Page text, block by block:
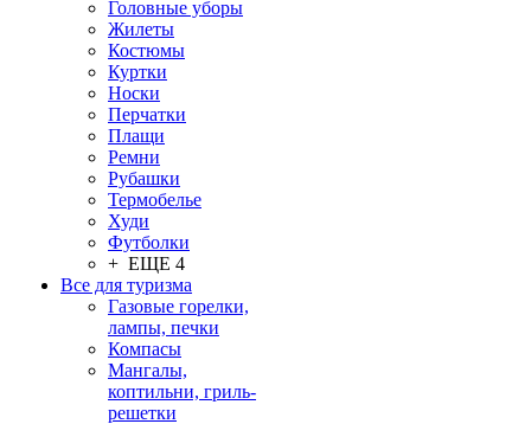
Головные уборы
Жилеты
Костюмы
Куртки
Носки
Перчатки
Плащи
Ремни
Рубашки
Термобелье
Худи
Футболки
+ ЕЩЕ 4
Все для туризма
Газовые горелки,
лампы, печки
Компасы
Мангалы,
коптильни, гриль-
решетки